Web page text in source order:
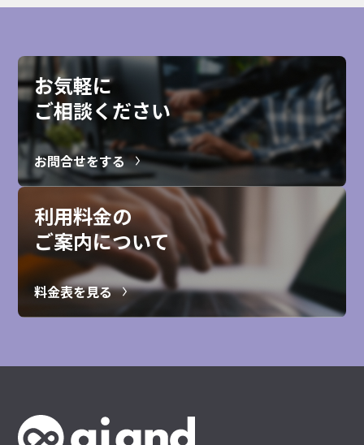
お気軽に
ご相談ください
お問合せをする
利用料金の
ご案内について
料金表を見る